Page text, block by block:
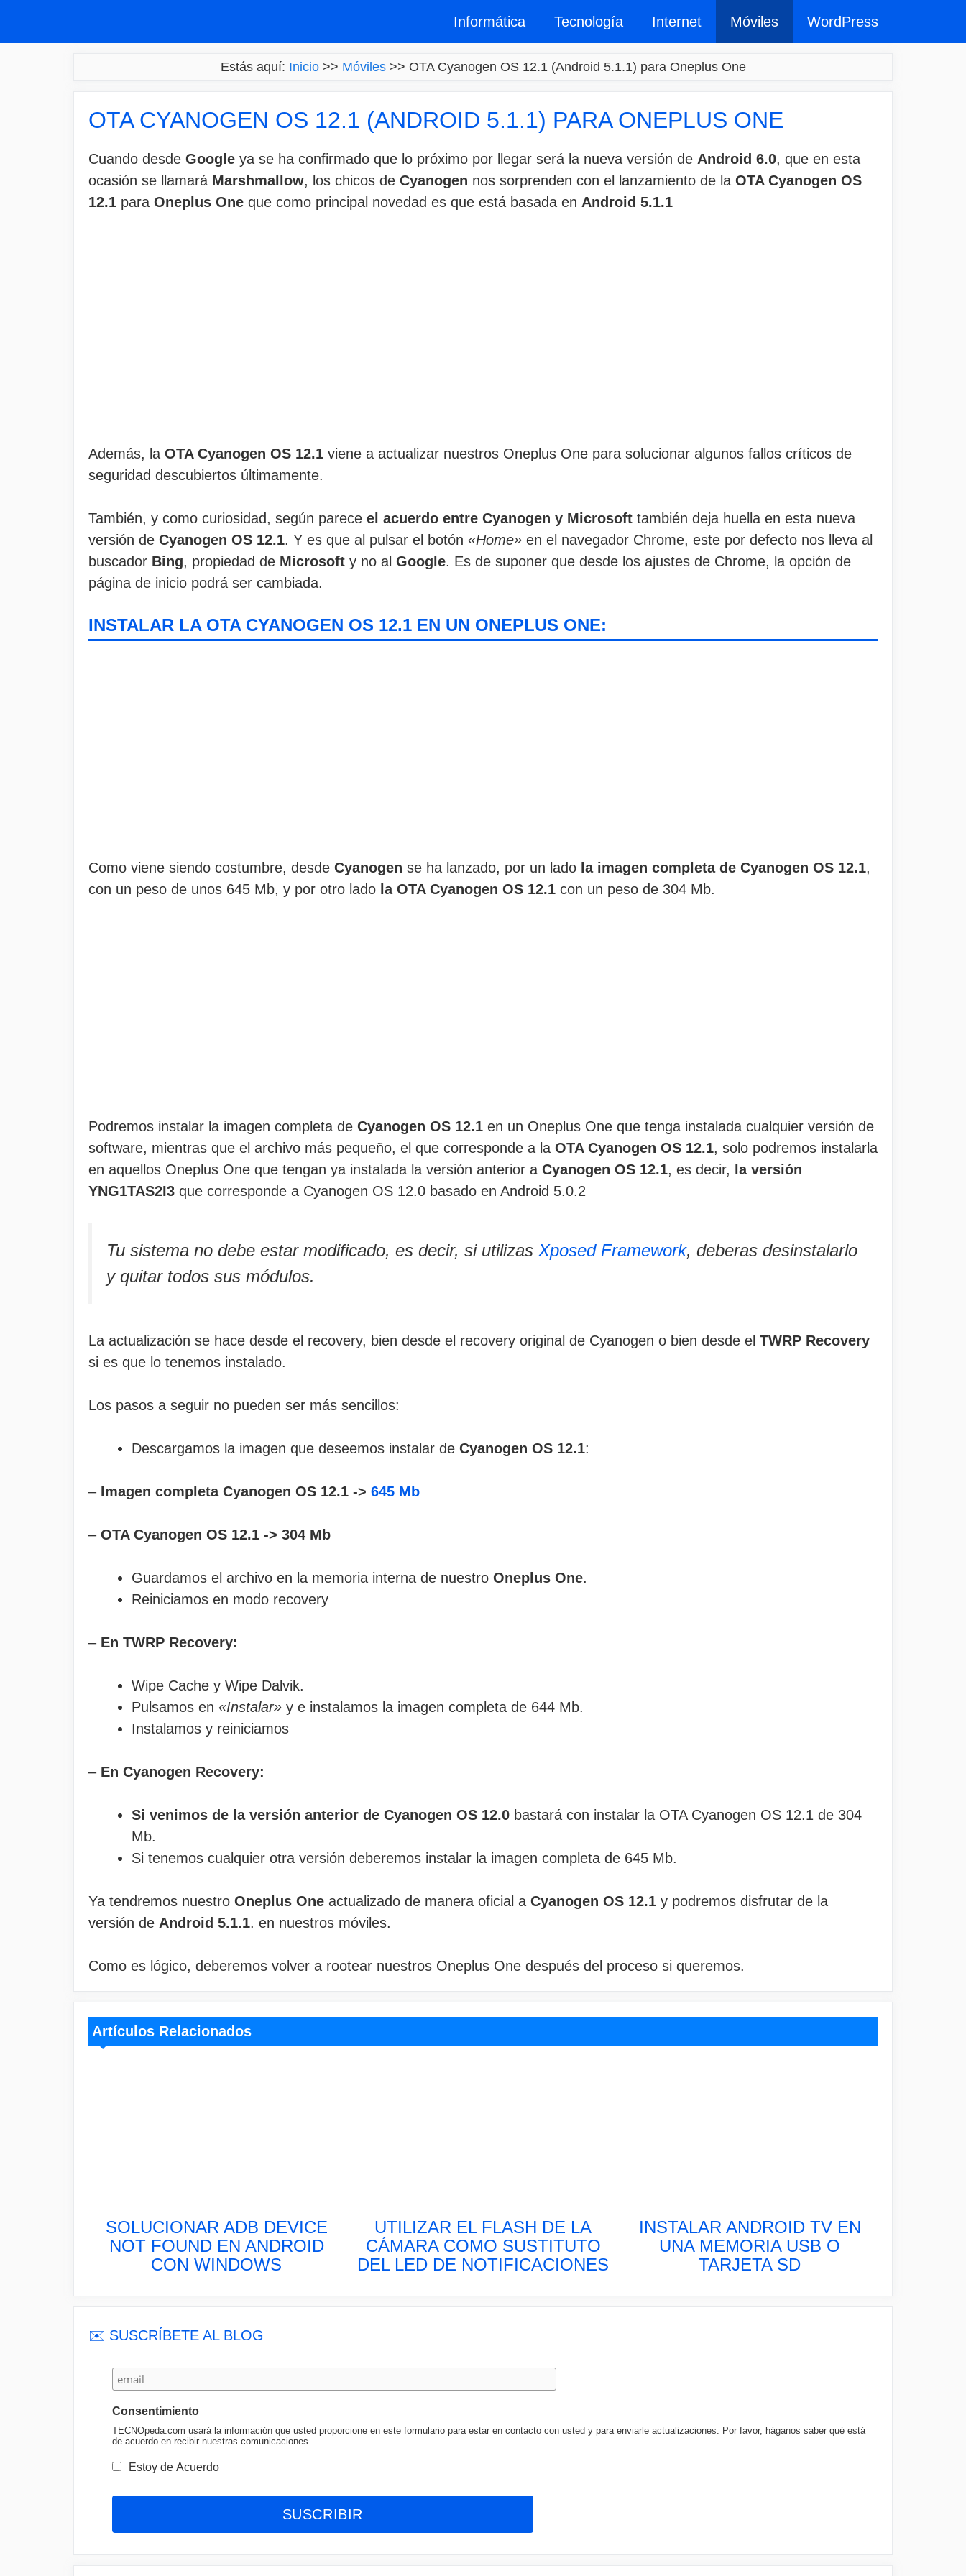
Informática Tecnología Internet Móviles WordPress
Estás aquí: Inicio>> Móviles>> OTA Cyanogen OS 12.1 (Android 5.1.1) para Oneplus One
OTA CYANOGEN OS 12.1 (ANDROID 5.1.1) PARA ONEPLUS ONE
Cuando desde Google ya se ha confirmado que lo próximo por llegar será la nueva versión de Android 6.0, que en esta
ocasión se llamará Marshmallow, los chicos de Cyanogen nos sorprenden con el lanzamiento de la OTA Cyanogen OS
12.1 para Oneplus One que como principal novedad es que está basada en Android 5.1.1
Además, la OTA Cyanogen OS 12.1 viene a actualizar nuestros Oneplus One para solucionar algunos fallos críticos de
seguridad descubiertos últimamente.
También, y como curiosidad, según parece el acuerdo entre Cyanogen y Microsoft también deja huella en esta nueva
versión de Cyanogen OS 12.1. Y es que al pulsar el botón «Home» en el navegador Chrome, este por defecto nos lleva al
buscador Bing, propiedad de Microsoft y no al Google. Es de suponer que desde los ajustes de Chrome, la opción de
página de inicio podrá ser cambiada.
INSTALAR LA OTA CYANOGEN OS 12.1 EN UN ONEPLUS ONE:
Como viene siendo costumbre, desde Cyanogen se ha lanzado, por un lado la imagen completa de Cyanogen OS 12.1,
con un peso de unos 645 Mb, y por otro lado la OTA Cyanogen OS 12.1 con un peso de 304 Mb.
Podremos instalar la imagen completa de Cyanogen OS 12.1 en un Oneplus One que tenga instalada cualquier versión de
software, mientras que el archivo más pequeño, el que corresponde a la OTA Cyanogen OS 12.1, solo podremos instalarla
en aquellos Oneplus One que tengan ya instalada la versión anterior a Cyanogen OS 12.1, es decir,
la versión
YNG1TAS2I3 que corresponde a Cyanogen OS 12.0 basado en Android 5.0.2
Tu sistema no debe estar modificado, es decir, si utilizas Xposed Framework, deberas desinstalarlo
y quitar todos sus módulos.
La actualización se hace desde el recovery, bien desde el recovery original de Cyanogen o bien desde el TWRP Recovery
si es que lo tenemos instalado.
Los pasos a seguir no pueden ser más sencillos:
Descargamos la imagen que deseemos instalar de Cyanogen OS 12.1:
– Imagen completa Cyanogen OS 12.1 -> 645 Mb
– OTA Cyanogen OS 12.1 -> 304 Mb
Guardamos el archivo en la memoria interna de nuestro Oneplus One.
Reiniciamos en modo recovery
– En TWRP Recovery:
Wipe Cache y Wipe Dalvik.
Pulsamos en «Instalar» y e instalamos la imagen completa de 644 Mb.
Instalamos y reiniciamos
– En Cyanogen Recovery:
Si venimos de la versión anterior de Cyanogen OS 12.0 bastará con instalar la OTA Cyanogen OS 12.1 de 304
Mb.
Si tenemos cualquier otra versión deberemos instalar la imagen completa de 645 Mb.
Ya tendremos nuestro Oneplus One actualizado de manera oficial a Cyanogen OS 12.1 y podremos disfrutar de la
versión de Android 5.1.1. en nuestros móviles.
Como es lógico, deberemos volver a rootear nuestros Oneplus One después del proceso si queremos.
Artículos Relacionados
SOLUCIONAR ADB DEVICE
NOT FOUND EN ANDROID
CON WINDOWS
UTILIZAR EL FLASH DE LA
CÁMARA COMO SUSTITUTO
DEL LED DE NOTIFICACIONES
INSTALAR ANDROID TV EN
UNA MEMORIA USB O
TARJETA SD
✉️ SUSCRÍBETE AL BLOG
Consentimiento
TECNOpeda.com usará la información que usted proporcione en este formulario para estar en contacto con usted y para enviarle actualizaciones. Por favor, háganos saber qué está
de acuerdo en recibir nuestras comunicaciones.
Estoy de Acuerdo